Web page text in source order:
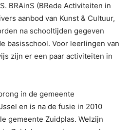
BRAinS (BRede Activiteiten in
aanbod van Kunst & Cultuur,
na schooltijden gegeven
basisschool. Voor leerlingen van
zijn er een paar activiteiten in
in de gemeente
en is na de fusie in 2010
gemeente Zuidplas. Welzijn